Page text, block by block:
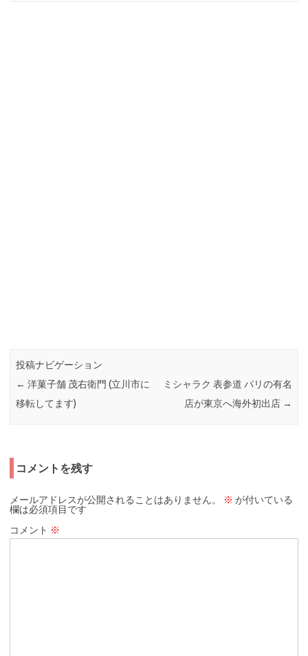
投稿ナビゲーション
← 洋菓子舗 茂右衛門 (立川市に
移転してます)
ミシャラク 表参道 パリの有名
店が東京へ海外初出店 →
コメントを残す
メールアドレスが公開されることはありません。 ※ が付いている
欄は必須項目です
コメント ※